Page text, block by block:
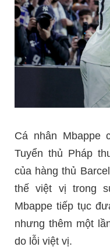
Cá nhân Mbappe
Tuyển thủ Pháp
của hàng thủ
thế việt vị trong
Mbappe tiếp tục
nhưng thêm một
do lỗi việt vị.